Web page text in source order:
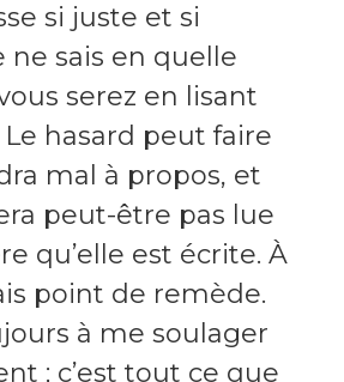
si juste et si
ne sais en quelle
serez en lisant
hasard peut faire
mal à propos, et
peut-être pas lue
qu’elle est écrite. À
point de remède.
à me soulager
; c’est tout ce que